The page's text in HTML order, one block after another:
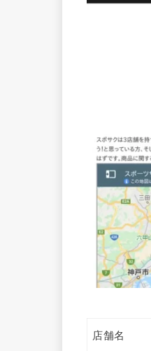
店舗名